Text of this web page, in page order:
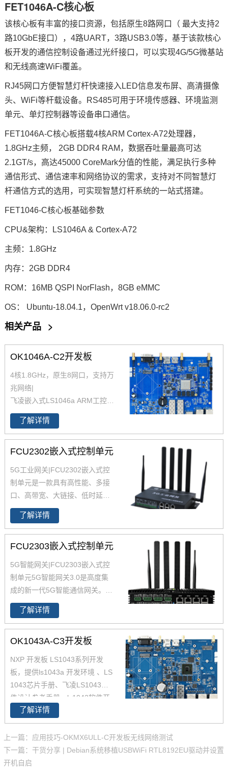
FET1046A-C核心板
该核心板有丰富的接口资源，包括原生8路网口（ 最大支持2
路10GbE接口），4路UART，3路USB3.0等，基于该款核心
板开发的通信控制设备通过光纤接口，可以实现4G/5G微基站
和无线高速WiFi覆盖。
RJ45网口方便智慧灯杆快速接入LED信息发布屏、高清摄像
头、WiFi等杆载设备。RS485可用于环境传感器、环境监测
单元、单灯控制器等设备串口通信。
FET1046A-C核心板搭载4核ARM Cortex-A72处理器，
1.8GHz主频， 2GB DDR4 RAM，数据吞吐量最高可达
2.1GT/s，高达45000 CoreMark分值的性能，满足执行多种
通信形式、通信速率和网络协议的需求，支持对不同智慧灯
杆通信方式的选用，可实现智慧灯杆系统的一站式搭建。
FET1046-C核心板基础参数
CPU&架构： LS1046A& Cortex-A72
主频：1.8GHz
内存：2GB DDR4
ROM：16MB QSPI NorFlash，8GB eMMC
OS： Ubuntu-18.04.1，OpenWrt v18.06.0-rc2
相关产品 >
OK1046A-C2开发板
4核1.8GHz，原生8网口，支持万
兆网络|
飞凌嵌入式LS1046a ARM工控主
板系列LS1046开发板 基于 NXP
LS1046A 四核Cortex A72 CPU,
强大的万兆网络处理能力和丰富
的高速接口，CoreMark跑分高达
46A开发板套件，还提供了调试
5G CPE 工业网关方案、边缘计
算网关方案，降低了客户二次开
发的难度。更多关于LS1046A的
解决方案，产品详情，您可以登
入飞凌嵌入式官网了解。
了解详情
FCU2302嵌入式控制单元
5G工业网关|FCU2302嵌入式控
制单元是一款具有高性能、多接
口、高带宽、大链接、低时延的5
G工业网关，从芯片到模组全部
采用工业级设计，支持4G/5G全
网通、6路千兆网、RS485、D
I、DO等多种接口；搭载华为5G
的网络加速引擎，可帮助用户通
业网关开放式系统设计，便于用
户二次开发。5G工业网关支持U
bunut18.04操作系统，且集成丰
富的第三方组件； 5G工业网关
泛应用于智慧工厂、智慧城市、
智慧医疗、无人驾驶、虚拟现实
等领域。
了解详情
FCU2303嵌入式控制单元
5G智能网关|FCU2303嵌入式控
制单元5G智能网关3.0是高度集
成的新一代5G智能通信网关。
G智能网关高算力CPU，采用无
风扇设计，提供强大的边缘计算
能力的同时保证系统长时间稳定
运行。5G网关支持全网通5G模
广泛适用于智慧城市、智慧工
厂、智慧电力、智慧水务、智慧
用Ubuntu18.04系统，集成丰富
的第三方组件Samba、Lighttp
d、虚拟化技术（Docker、LX
了解详情
OK1043A-C3开发板
NXP 开发板 LS1043系列开发
板，提供ls1043a 开发环境 、LS
1043芯片手册、飞凌LS1043硬
件设计参考手册，ls1043软件开
发应用手册，本款NXP 开发板好
用么 ？ 可以兼容ls1046核心板，
但功能会有所删减， 内存2GB
了解详情
上一篇：应用技巧-OKMX6ULL-C开发板无线网络测试
下一篇：干货分享 | Debian系统移植USBWiFi RTL8192EU驱动并设置
开机自启